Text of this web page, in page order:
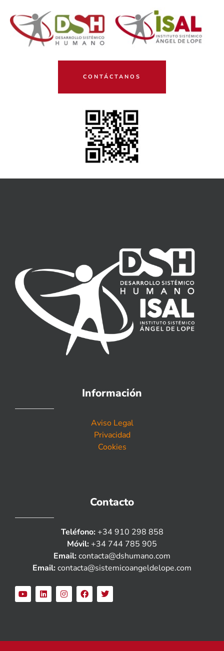
CONTÁCTANOS
Información
Aviso Legal
Privacidad
Cookies
Contacto
Teléfono: +34 910 298 858
Móvil: +34 744 785 905
Email: contacta@dshumano.com
Email: contacta@sistemicoangeldelope.com